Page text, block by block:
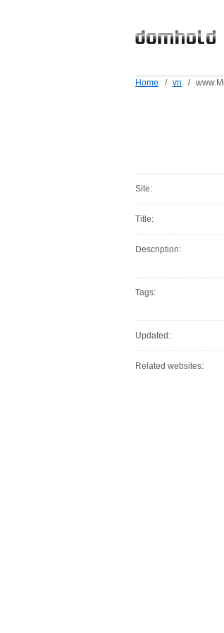
Home / vn /
Site:
Title:
Description:
Tags:
Updated:
Related websites: